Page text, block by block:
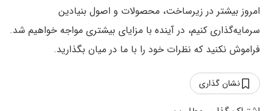
امروز بیشتر در زیرساخت، محصولات و اصول بنیادین
سرمایه‌گذاری کنیم، در آینده با مزایای بیشتری مواجه خواهیم شد.
فراموش نکنید که نظرات خود را با ما در میان بگذارید.
نشان گذاری